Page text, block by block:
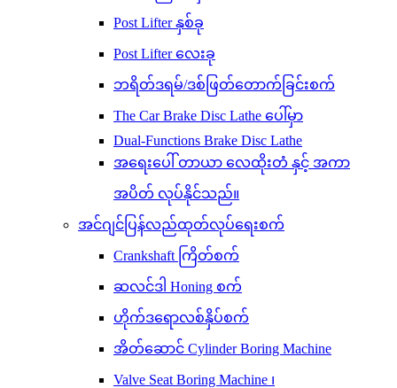
Post Lifter နှစ်ခု
Post Lifter လေးခု
ဘရိတ်ဒရမ်/ဒစ်ဖြတ်တောက်ခြင်းစက်
The Car Brake Disc Lathe ပေါ်မှာ
Dual-Functions Brake Disc Lathe
အရေးပေါ် တာယာ လေထိုးတံ နှင့် အကာ
အပိတ် လုပ်နိုင်သည်။
အင်ဂျင်ပြန်လည်ထုတ်လုပ်ရေးစက်
Crankshaft ကြိတ်စက်
ဆလင်ဒါ Honing စက်
ဟိုက်ဒရောလစ်နှိပ်စက်
အိတ်ဆောင် Cylinder Boring Machine
Valve Seat Boring Machine ၊